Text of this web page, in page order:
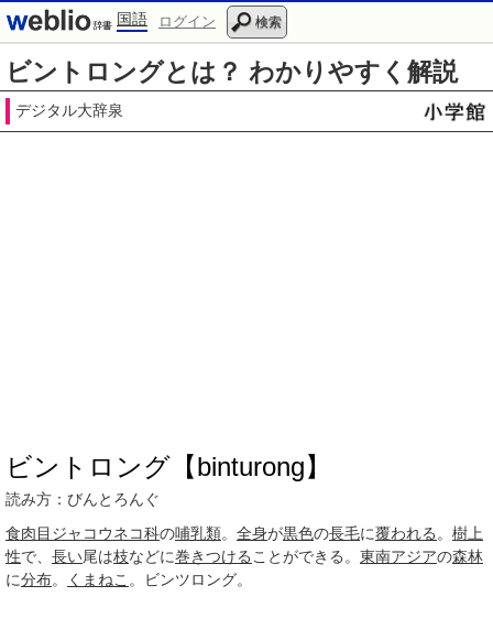
国語 ログイン 検索
ビントロングとは？ わかりやすく解説
デジタル大辞泉
ビントロング【binturong】
読み方：びんとろんぐ
食肉目 ジャコウネコ科の哺乳類。 全身が黒色の長毛に覆われる 。 樹上
性で、 長い尾は枝などに巻きつける ことができる。 東南アジアの森林
に分布。 くまねこ 。ビンツロング。